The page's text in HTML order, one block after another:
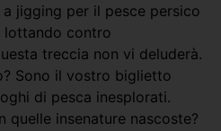
jigging per il pesce persico
lottando contro
treccia non vi deluderà.
Sono il vostro biglietto
di pesca inesplorati.
quelle insenature nascoste?